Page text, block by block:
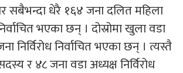
सबैभन्दा धेरै १६४ जना दलित महिला
भएका छन् । दोस्रोमा खुला वडा
निर्विरोध निर्वाचित भएका छन् । त्यस्तै
र ४८ जना वडा अध्यक्ष निर्विरोध